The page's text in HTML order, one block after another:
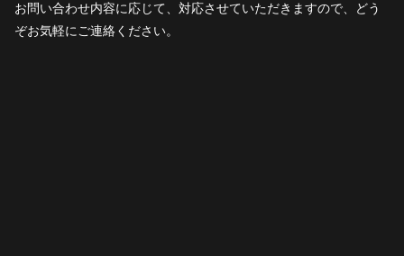
お問い合わせ内容に応じて、対応させていただきますので、どう
ぞお気軽にご連絡ください。